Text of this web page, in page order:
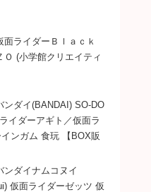
面ライダーＢｌａｃｋ
(小学館クリエイティ
ンダイ(BANDAI) SO-DO
イダーアギト／仮面ラ
ンガム 食玩 【BOX販
ンダイナムコヌイ
仮面ライダーゼッツ 仮